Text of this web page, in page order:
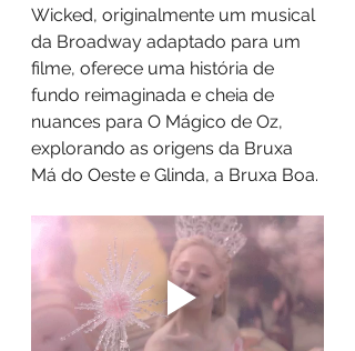
Wicked, originalmente um musical
da Broadway adaptado para um
filme, oferece uma história de
fundo reimaginada e cheia de
nuances para O Mágico de Oz,
explorando as origens da Bruxa
Má do Oeste e Glinda, a Bruxa Boa.